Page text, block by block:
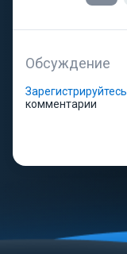
Обсуждение
Зарегистрируйтесь
комментарии